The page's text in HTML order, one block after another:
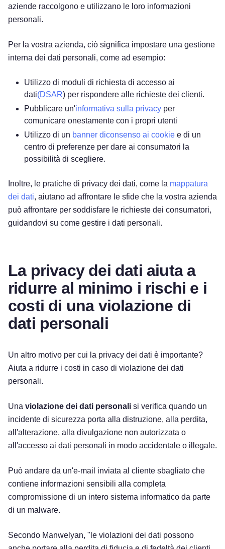
aziende raccolgono e utilizzano le loro informazioni
personali.
Per la vostra azienda, ciò significa impostare una gestione
interna dei dati personali, come ad esempio:
Utilizzo di moduli di richiesta di accesso ai
dati(DSAR) per rispondere alle richieste dei clienti.
Pubblicare un'informativa sulla privacy per
comunicare onestamente con i propri utenti
Utilizzo di un banner diconsenso ai cookie e di un
centro di preferenze per dare ai consumatori la
possibilità di scegliere.
Inoltre, le pratiche di privacy dei dati, come la mappatura
dei dati, aiutano ad affrontare le sfide che la vostra azienda
può affrontare per soddisfare le richieste dei consumatori,
guidandovi su come gestire i dati personali.
La privacy dei dati aiuta a
ridurre al minimo i rischi e i
costi di una violazione di
dati personali
Un altro motivo per cui la privacy dei dati è importante?
Aiuta a ridurre i costi in caso di violazione dei dati
personali.
Una violazione dei dati personali si verifica quando un
incidente di sicurezza porta alla distruzione, alla perdita,
all'alterazione, alla divulgazione non autorizzata o
all'accesso ai dati personali in modo accidentale o illegale.
Può andare da un'e-mail inviata al cliente sbagliato che
contiene informazioni sensibili alla completa
compromissione di un intero sistema informatico da parte
di un malware.
Secondo Manwelyan, "le violazioni dei dati possono